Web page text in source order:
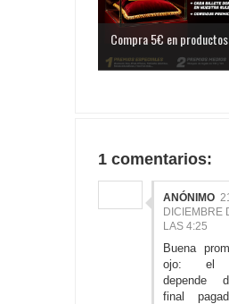
Compra 5€ en productos
1 comentarios:
ANÓNIMO
DICIEMBRE
LAS 4:25
Buena
ojo: el
depende
final